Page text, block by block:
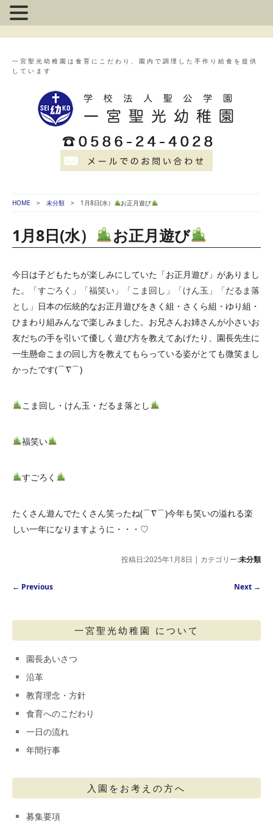
一宮聖光幼稚園は食育にこだわり、園内で調理した手作り給食を提供
しています
HOME 未分類 1月8日(水） お正月遊び
1月8日(水） お正月遊び
今日は子どもたちが楽しみにしていた「お正月遊び」がありまし
た。
「すごろく」「福笑い」「こま回し」「けん玉」「だるま落
とし」 日本の伝統的なお正月遊びをきく組・さくら組・ゆり組・
ひまわり組みんなで楽しみました。お兄さんお姉さんが小さいお
友だちの手を引いて優しく遊び方を教えてあげたり、園長先生に
一生懸命こまの回し方を教えてもらっている姿がとても微笑まし
かったです(⌒∇⌒)
こま回し・けん玉・だるま落とし
福笑い
すごろく
たくさん遊んでたくさん笑ったね(⌒∇⌒)今年も笑いの溢れる楽
しい一年になりますように・・・♡
投稿日:2025年1月8日 | カテゴリー:未分類
Post navigation
← Previous Next →
一宮聖光幼稚園 について
園長あいさつ
沿革
教育理念・方針
食育へのこだわり
一日の流れ
年間行事
入園をお考えの方へ
募集要項